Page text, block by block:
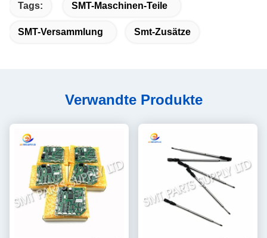
Tags: SMT-Maschinen-Teile
SMT-Versammlung Smt-Zusätze
Verwandte Produkte